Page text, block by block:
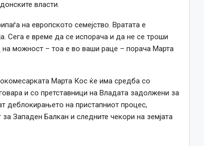
власти.
на европското семејство. Вратата е
Сега е време да се испорача и да не се троши
на можност – тоа е во ваши раце – порача Марта
Марта Кос ќе има средба со
и со претставници на Владата задолжени за
деблокирањето на пристапниот процес,
Западен Балкан и следните чекори на земјата